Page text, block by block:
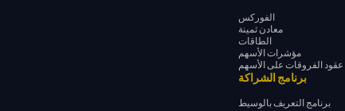
الفوركس
معادن ثمينة
الطاقات
مؤشرات الأسهم
عقود الفروقات على الأسهم
برنامج الشراكة
برنامج التعريف بالوسيط